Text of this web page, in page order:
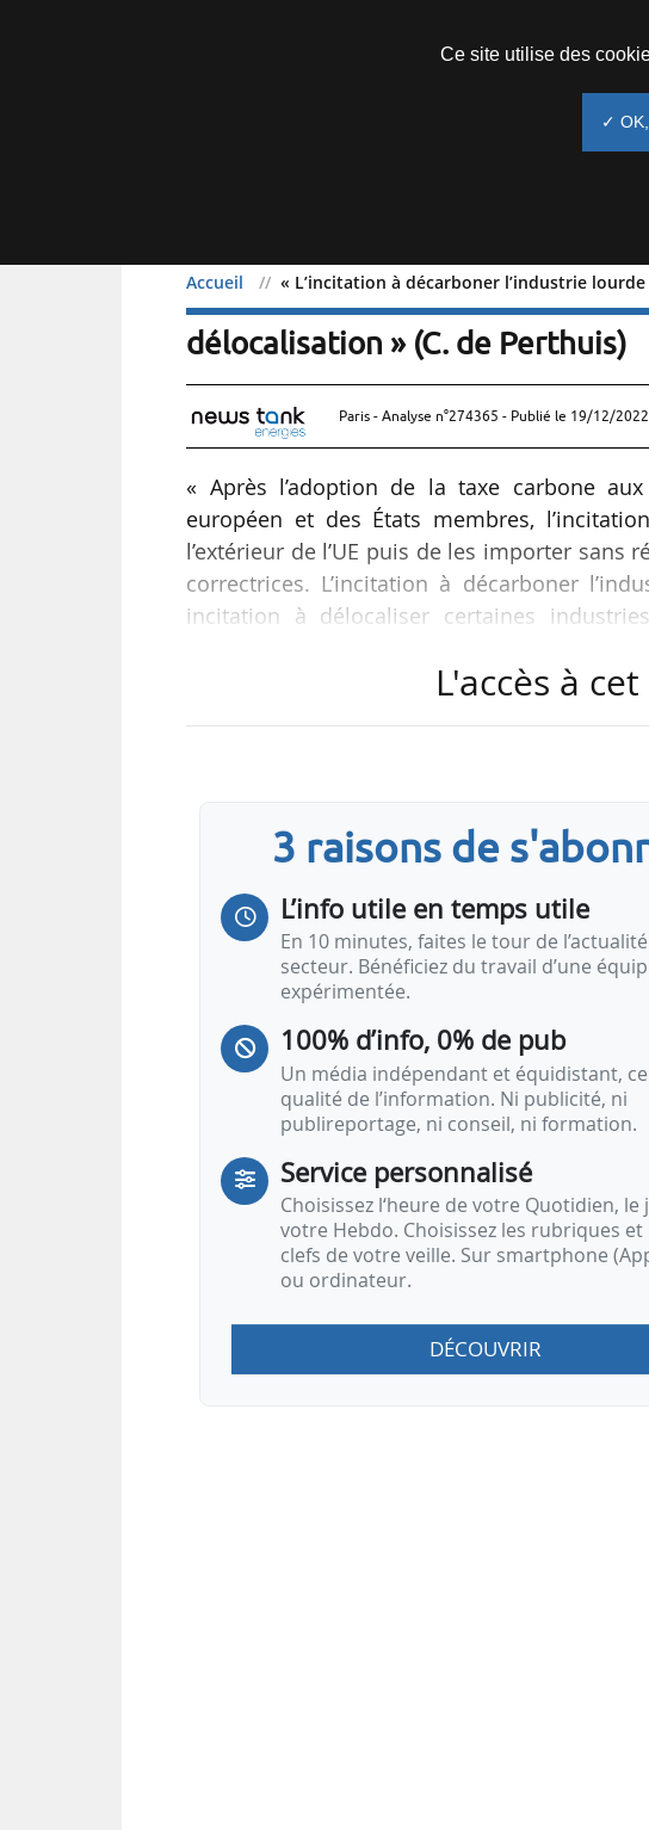
Accueil « L’incitation à décarboner l’industrie
« L’incitation à décarboner
délocalisation » (C. de Perthuis)
Paris - Analyse n°274365 - Publié le 19/12/
« Après l’adoption de la taxe carbone
européen et des États membres,
l’extérieur de l’UE puis de les importer sans
correctrices. L’incitation à décarboner
incitation à délocaliser certaines
Dauphine, dans une analyse transmise à
réglementaires proposées en juillet 2021
L'accès à
3 raisons de
L’info utile en temps utile
En 10 minutes, faites le tour de
secteur. Bénéficiez du travail d’une
expérimentée.
100% d’info, 0% de pub
Un média indépendant et équidistant,
qualité de l’information. Ni publicité, ni
publireportage, ni conseil, ni formation.
Service personnalisé
Choisissez l‘heure de votre Quotidien, le
votre Hebdo. Choisissez les rubriques et
clefs de votre veille. Sur smartphone
ou ordinateur.
DÉCOUVRIR
Ce site utilise des
✓